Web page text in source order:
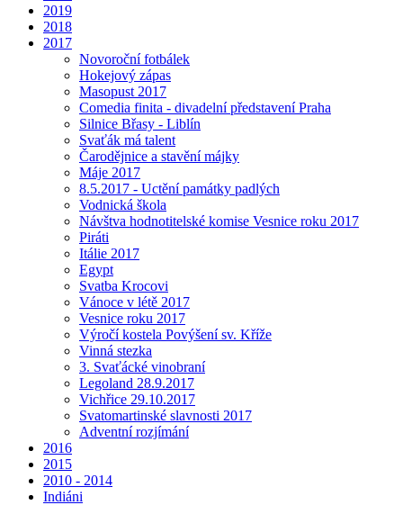
2019
2018
2017
Novoroční fotbálek
Hokejový zápas
Masopust 2017
Comedia finita - divadelní představení Praha
Silnice Břasy - Liblín
Svaťák má talent
Čarodějnice a stavění májky
Máje 2017
8.5.2017 - Uctění památky padlých
Vodnická škola
Návštva hodnotitelské komise Vesnice roku 2017
Piráti
Itálie 2017
Egypt
Svatba Krocovi
Vánoce v létě 2017
Vesnice roku 2017
Výročí kostela Povýšení sv. Kříže
Vinná stezka
3. Svaťácké vinobraní
Legoland 28.9.2017
Vichřice 29.10.2017
Svatomartinské slavnosti 2017
Adventní rozjímání
2016
2015
2010 - 2014
Indiáni